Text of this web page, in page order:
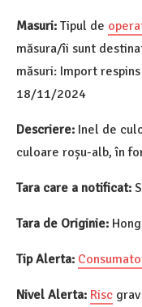
Masuri: Tipul de
măsura/îi sunt
măsuri: Import
18/11/2024
Descriere: Inel de
culoare roșu-alb, în
Tara care a notificat:
Tara de Originie:
Tip Alerta:
Nivel Alerta: Risc grav